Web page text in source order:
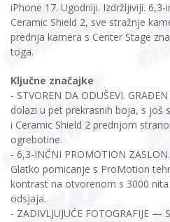
iPhone 17. Ugodniji. Izdržljiviji.
Ceramic Shield 2, sve stražnje
prednja kamera s Center Stage
toga.
Ključne značajke
- STVOREN DA ODUŠEVI.
dolazi u pet prekrasnih boja, s još
i Ceramic Shield 2 prednjom
ogrebotine.
- 6,3-INČNI PROMOTION
Glatko pomicanje s ProMotion
kontrast na otvorenom s 3000
odsjaja.
- ZADIVLJUJUĆE FOTOGRAFIJE